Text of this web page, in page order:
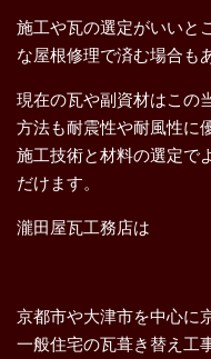
施工や瓦の選定がいいと
な屋根修理で済む場合も
現在の瓦や副資材はこの
方法も耐震性や耐風性に
施工技術と材料の選定で
だけます。
瀧田屋瓦工務店は
京都市や大津市を中心に
一般住宅の瓦葺き替え